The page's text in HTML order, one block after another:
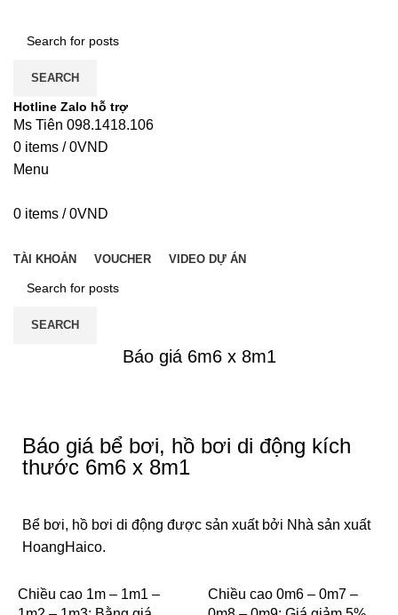
SEARCH
Hotline Zalo hỗ trợ
Ms Tiên 098.1418.106
0 items / 0VND
Menu
0 items / 0VND
TÀI KHOẢN VOUCHER VIDEO DỰ ÁN
SEARCH
Báo giá 6m6 x 8m1
Báo giá bể bơi, hồ bơi di động kích
thước 6m6 x 8m1
Bể bơi, hồ bơi di động được sản xuất bởi Nhà sản xuất
HoangHaico.
Chiều cao 1m – 1m1 –
Chiều cao 0m6 – 0m7 –